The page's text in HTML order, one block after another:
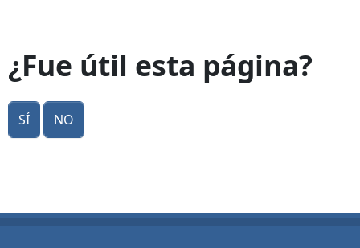
¿Fue útil esta página?
Sí No